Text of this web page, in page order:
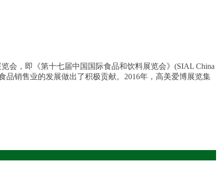
，即《第十七届中国国际食品和饮料展览会》(SIAL China
销售业的发展做出了积极贡献。2016年，高美爱博展览集